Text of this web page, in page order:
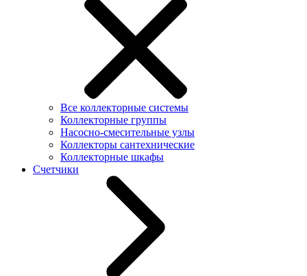
Все коллекторные системы
Коллекторные группы
Насосно-смесительные узлы
Коллекторы сантехнические
Коллекторные шкафы
Счетчики